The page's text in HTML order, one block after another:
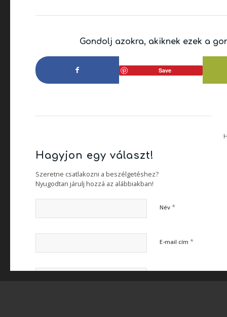
Gondolj azokra, akiknek ezek a
Save
Hagyjon egy választ!
Szeretne csatlakozni a beszélgetéshez?
Nyugodtan járulj hozzá az alábbiakban!
Név *
E-mail cím *